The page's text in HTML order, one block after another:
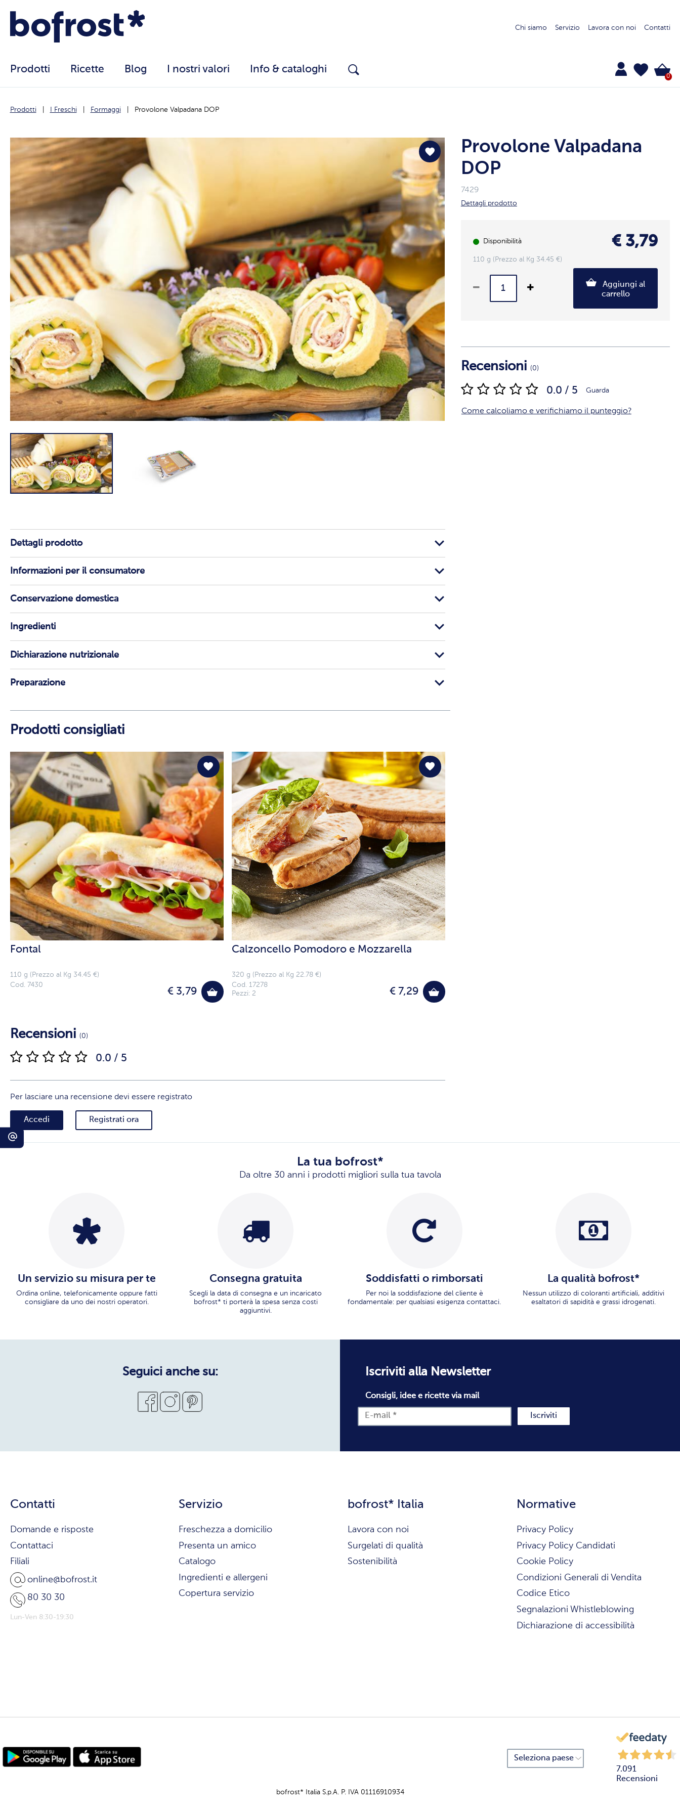
Chi siamo Servizio Lavora con noi Contatti
Prodotti Ricette Blog I nostri valori Info & cataloghi
0
Prodotti I Freschi Formaggi Provolone Valpadana DOP
Provolone Valpadana
DOP
7429
Dettagli prodotto
Disponibilità € 3,79
110 g (Prezzo al Kg 34.45 €)
Aggiungi al
carrello
Recensioni (0)
0.0 / 5 Guarda
Come calcoliamo e verifichiamo il punteggio?
Dettagli prodotto
Informazioni per il consumatore
Conservazione domestica
Ingredienti
Dichiarazione nutrizionale
Preparazione
Prodotti consigliati
Fontal
110 g (Prezzo al Kg 34.45 €)
€ 3,79
Cod. 7430
Calzoncello Pomodoro e Mozzarella
320 g (Prezzo al Kg 22.78 €)
€ 7,29
Cod. 17278
Pezzi: 2
Recensioni (0)
0.0 / 5
Per lasciare una recensione devi essere registrato
Accedi Registrati ora
La tua bofrost*
Da oltre 30 anni i prodotti migliori sulla tua tavola
Un servizio su misura per te
Ordina online, telefonicamente oppure fatti
consigliare da uno dei nostri operatori.
Consegna gratuita
Scegli la data di consegna e un incaricato
bofrost* ti porterà la spesa senza costi
aggiuntivi.
Soddisfatti o rimborsati
Per noi la soddisfazione del cliente è
fondamentale: per qualsiasi esigenza contattaci.
La qualità bofrost*
Nessun utilizzo di coloranti artificiali, additivi
esaltatori di sapidità e grassi idrogenati.
Contatti
Domande e risposte
Contattaci
Filiali
online@bofrost.it
80 30 30
Lun-Ven 8:30-19:30
Servizio
Freschezza a domicilio
Presenta un amico
Catalogo
Ingredienti e allergeni
Copertura servizio
bofrost* Italia
Lavora con noi
Surgelati di qualità
Sostenibilità
Normative
Privacy Policy
Privacy Policy Candidati
Cookie Policy
Condizioni Generali di Vendita
Codice Etico
Segnalazioni Whistleblowing
Dichiarazione di accessibilità
Seguici anche su: Iscriviti alla Newsletter
Consigli, idee e ricette via mail
Iscriviti
7.091
Recensioni
bofrost* Italia S.p.A. P. IVA 01116910934